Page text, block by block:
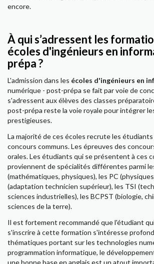
encore.
À qui s’adressent les
écoles d'ingénieurs en
prépa ?
L'admission dans les écoles d'ingénieurs en
numérique - post-prépa se fait par voie de
s'adressent aux élèves des classes
post-prépa reste la voie royale pour intégrer
prestigieuses.
La majorité de ces écoles recrute les
concours communs. Les épreuves des
orales. Les étudiants qui se présentent à ces
proviennent de spécialités différentes parmi
(mathématiques, physiques), les PC
(adaptation technicien supérieur), les TSI
sciences industrielles), les BCPST (biologie,
sciences de la terre).
Il est fortement recommandé que l'étudiant
s'inscrire à cette formation s'intéresse
thématiques portant sur les technologies
programmation informatique, le
une bonne base en anglais est un atout